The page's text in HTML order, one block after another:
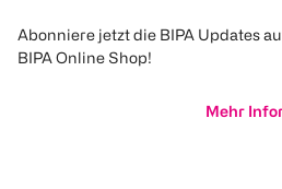
Abonniere jetzt die BIPA Updates
BIPA Online Shop!
Mehr